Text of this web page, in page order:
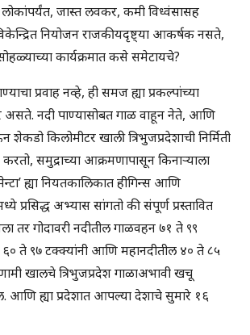
जास्त लवकर, कमी विध्वंसासह
नियोजन राजकीयदृष्ट्या आकर्षक नसते,
कार्यक्रमात कसे समेटायचे?
प्रवाह नव्हे, ही समज ह्या प्रकल्पांच्या
नदी पाण्यासोबत गाळ वाहून नेते, आणि
किलोमीटर खाली त्रिभुजप्रदेशाची निर्मिती
समुद्राच्या आक्रमणापासून किनाऱ्याला
ह्या नियतकालिकात हीगिन्स आणि
प्रसिद्ध अभ्यास सांगतो की संपूर्ण प्रस्तावित
तर गोदावरी नदीतील गाळवहन ७१ ते ९९
ते ९७ टक्क्यांनी आणि महानदीतील ४० ते ८५
खालचे त्रिभुजप्रदेश गाळाअभावी खचू
आणि ह्या प्रदेशात आपल्या देशाचे सुमारे १६